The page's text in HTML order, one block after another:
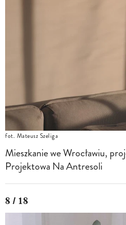
fot. Mateusz Szeliga
Mieszkanie we Wrocławiu,
Projektowa Na Antresoli
8 / 18